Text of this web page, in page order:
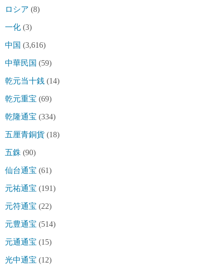
ロシア (8)
一化 (3)
中国 (3,616)
中華民国 (59)
乾元当十銭 (14)
乾元重宝 (69)
乾隆通宝 (334)
五厘青銅貨 (18)
五銖 (90)
仙台通宝 (61)
元祐通宝 (191)
元符通宝 (22)
元豊通宝 (514)
元通通宝 (15)
光中通宝 (12)